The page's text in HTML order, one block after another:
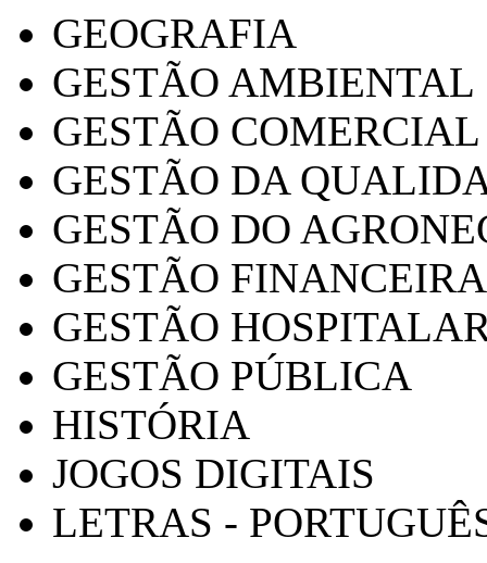
GEOGRAFIA
GESTÃO AMBIENTAL
GESTÃO COMERCIAL
GESTÃO DA
GESTÃO DO
GESTÃO FINANCEIRA
GESTÃO
GESTÃO PÚBLICA
HISTÓRIA
JOGOS DIGITAIS
LETRAS -